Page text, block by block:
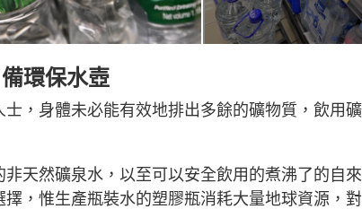
環保水壺
，身體未必能有效地排出多餘的礦物質，飲用
天然礦泉水，以至可以安全飲用的煮沸了的自
，惟生產瓶裝水的塑膠瓶消耗大量地球資源，